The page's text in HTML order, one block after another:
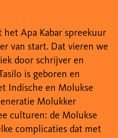
het Apa Kabar spreekuur
van start. Dat vieren we
door schrijver en
is geboren en
Indische en Molukse
Molukker
culturen: de Molukse
complicaties dat met